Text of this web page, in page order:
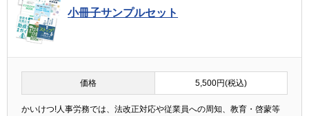
小冊子サンプルセット
価格 5,500円(税込)
かいけつ!人事労務では、法改正対応や従業員への周知、教育・啓蒙等